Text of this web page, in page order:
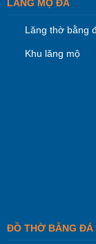
LĂNG MỘ ĐÁ
Lăng thờ bằng
Khu lăng mộ
ĐỒ THỜ BẰNG ĐÁ